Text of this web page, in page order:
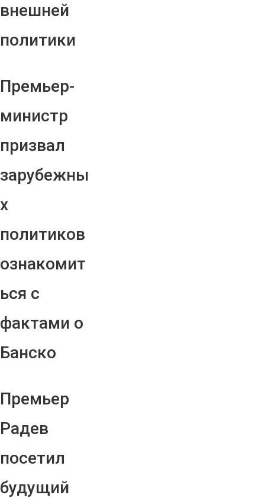
внешней
политики
Премьер-
министр
призвал
зарубежны
х
политиков
ознакомит
ься с
фактами о
Банско
Премьер
Радев
посетил
будущий